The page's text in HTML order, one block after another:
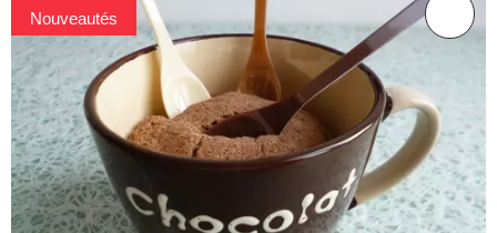
Nouveautés